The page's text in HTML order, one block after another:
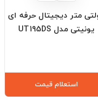
متر دیجیتال حرفه ای
یونیتی مدل UT195DS
استعلام قیمت